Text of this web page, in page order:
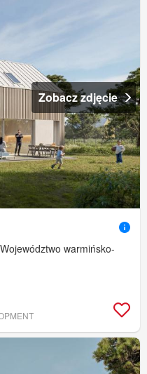
Zobacz zdjęcie
warmińsko-